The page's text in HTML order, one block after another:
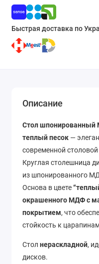
Быстрая доставка по
Описание
Стол шпонированный
теплый песок —
современной столовой
Круглая столешница
из шпонированного
Основа в цвете
окрашенного МДФ с
покрытием, что
стойкость к
Стол нераскладной,
дисков.